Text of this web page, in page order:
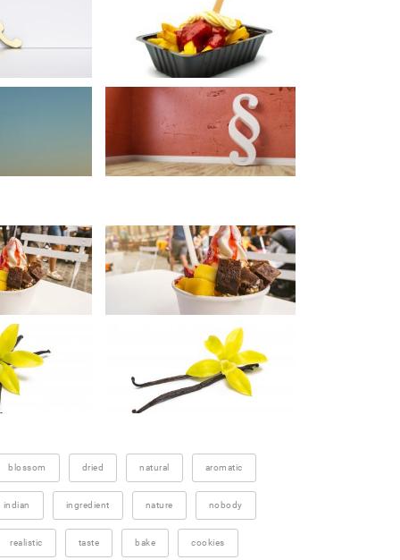
blossom dried natural aromatic
indian ingredient nature nobody
realistic taste bake cookies